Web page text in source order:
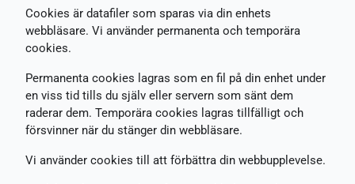
Cookies är datafiler som sparas via din enhets
webbläsare. Vi använder permanenta och temporära
cookies.
Permanenta cookies lagras som en fil på din enhet under
en viss tid tills du själv eller servern som sänt dem
raderar dem. Temporära cookies lagras tillfälligt och
försvinner när du stänger din webbläsare.
Vi använder cookies till att förbättra din webbupplevelse.